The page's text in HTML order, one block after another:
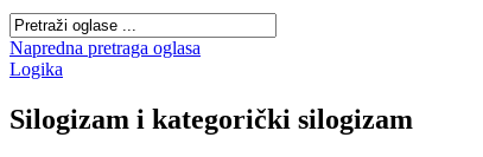
Napredna pretraga oglasa
Logika
Silogizam i kategorički silogizam